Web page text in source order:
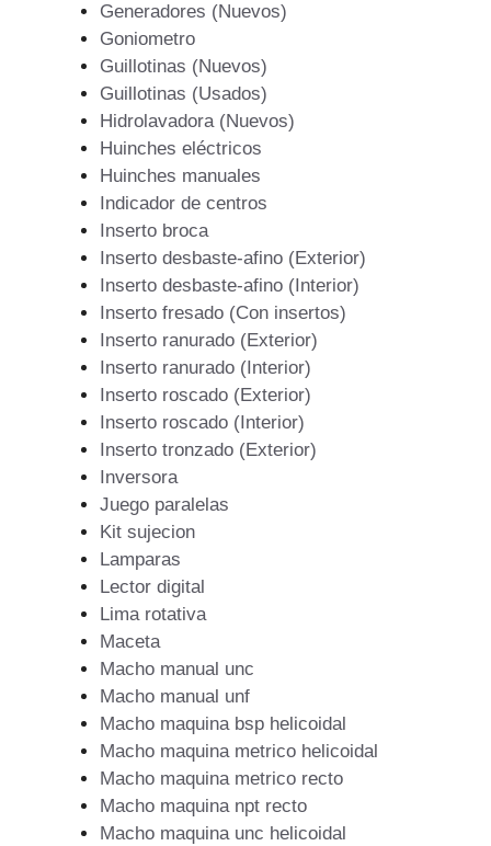
Generadores (Nuevos)
Goniometro
Guillotinas (Nuevos)
Guillotinas (Usados)
Hidrolavadora (Nuevos)
Huinches eléctricos
Huinches manuales
Indicador de centros
Inserto broca
Inserto desbaste-afino (Exterior)
Inserto desbaste-afino (Interior)
Inserto fresado (Con insertos)
Inserto ranurado (Exterior)
Inserto ranurado (Interior)
Inserto roscado (Exterior)
Inserto roscado (Interior)
Inserto tronzado (Exterior)
Inversora
Juego paralelas
Kit sujecion
Lamparas
Lector digital
Lima rotativa
Maceta
Macho manual unc
Macho manual unf
Macho maquina bsp helicoidal
Macho maquina metrico helicoidal
Macho maquina metrico recto
Macho maquina npt recto
Macho maquina unc helicoidal